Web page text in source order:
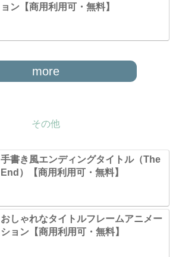
ョン【商用利用可・無料】
more
その他
手書き風エンディングタイトル（The
End）【商用利用可・無料】
おしゃれなタイトルフレームアニメー
ション【商用利用可・無料】